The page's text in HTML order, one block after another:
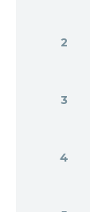
2
3
4